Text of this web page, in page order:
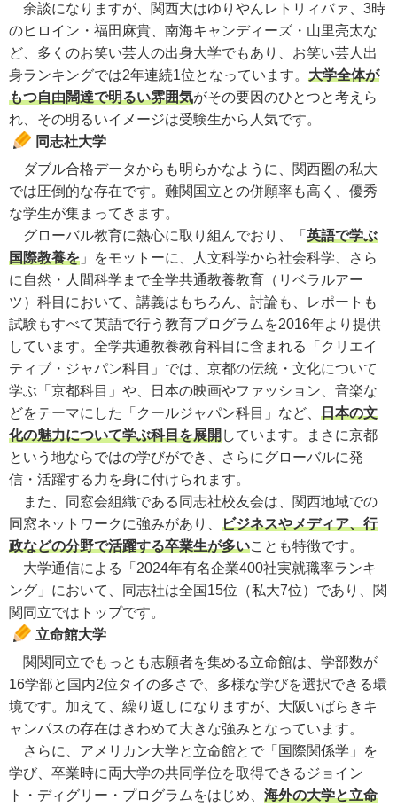
余談になりますが、関西大はゆりやんレトリィバァ、3時
のヒロイン・福田麻貴、南海キャンディーズ・山里亮太な
ど、多くのお笑い芸人の出身大学でもあり、お笑い芸人出
身ランキングでは2年連続1位となっています。 大学全体が
もつ自由闊達で明るい雰囲気がその要因のひとつと考えら
れ、その明るいイメージは受験生から人気です。
同志社大学
ダブル合格データからも明らかなように、関西圏の私大
では圧倒的な存在です。難関国立との併願率も高く、優秀
な学生が集まってきます。
グローバル教育に熱心に取り組んでおり、「 英語で学ぶ
国際教養を 」をモットーに、人文科学から社会科学、さら
に自然・人間科学まで全学共通教養教育（リベラルアー
ツ）科目において、講義はもちろん、討論も、レポートも
試験もすべて英語で行う教育プログラムを2016年より提供
しています。全学共通教養教育科目に含まれる「クリエイ
ティブ・ジャパン科目」では、京都の伝統・文化について
学ぶ「京都科目」や、日本の映画やファッション、音楽な
どをテーマにした「クールジャパン科目」など、 日本の文
化の魅力について学ぶ科目を展開しています。まさに京都
という地ならではの学びができ、さらにグローバルに発
信・活躍する力を身に付けられます。
また、同窓会組織である同志社校友会は、関西地域での
同窓ネットワークに強みがあり、 ビジネスやメディア、行
政などの分野で活躍する卒業生が多いことも特徴です。
大学通信による「2024年有名企業400社実就職率ランキ
ング」において、同志社は全国15位（私大7位）であり、関
関同立ではトップです。
立命館大学
関関同立でもっとも志願者を集める立命館は、学部数が
16学部と国内2位タイの多さで、多様な学びを選択できる環
境です。加えて、繰り返しになりますが、大阪いばらきキ
ャンパスの存在はきわめて大きな強みとなっています。
さらに、アメリカン大学と立命館とで「国際関係学」を
学び、卒業時に両大学の共同学位を取得できるジョイン
ト・ディグリー・プログラムをはじめ、 海外の大学と立命